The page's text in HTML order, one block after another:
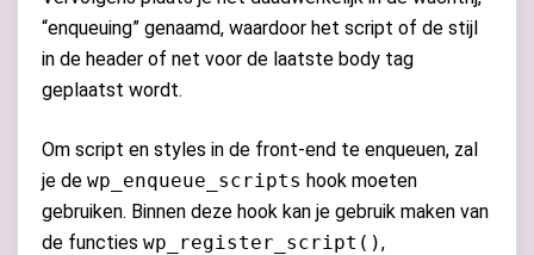
“enqueuing” genaamd, waardoor het script of de stijl
in de header of net voor de laatste body tag
geplaatst wordt.
Om script en styles in de front-end te enqueuen, zal
je de wp_enqueue_scripts hook moeten
gebruiken. Binnen deze hook kan je gebruik maken van
de functies wp_register_script(),